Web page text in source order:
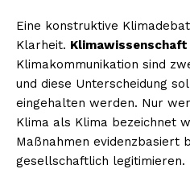
Eine konstruktive
Klarheit. Klimawissenschaft
Klimakommunikation sind
und diese Unterscheidung
eingehalten werden. Nur
Klima als Klima bezeichnet
Maßnahmen evidenzbasiert
gesellschaftlich legitimieren.